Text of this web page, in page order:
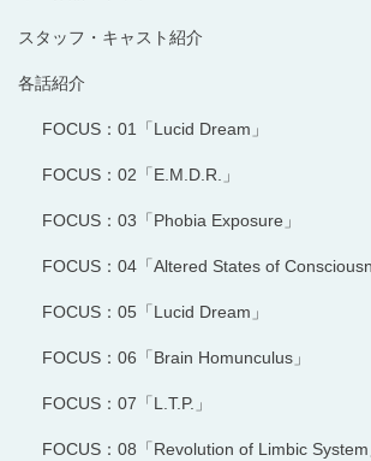
スタッフ・キャスト紹介
各話紹介
FOCUS：01「Lucid Dream」
FOCUS：02「E.M.D.R.」
FOCUS：03「Phobia Exposure」
FOCUS：04「Altered States of
FOCUS：05「Lucid Dream」
FOCUS：06「Brain Homunculus」
FOCUS：07「L.T.P.」
FOCUS：08「Revolution of Limbic System